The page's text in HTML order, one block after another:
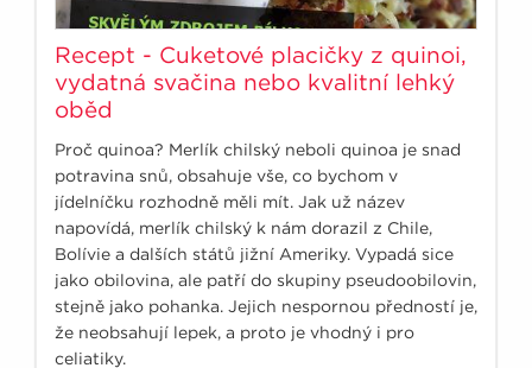
Recept - Cuketové placičky z quinoi,
vydatná svačina nebo kvalitní lehký
oběd
Proč quinoa? Merlík chilský neboli quinoa je snad
potravina snů, obsahuje vše, co bychom v
jídelníčku rozhodně měli mít. Jak už název
napovídá, merlík chilský k nám dorazil z Chile,
Bolívie a dalších států jižní Ameriky. Vypadá sice
jako obilovina, ale patří do skupiny pseudoobilovin,
stejně jako pohanka. Jejich nespornou předností je,
že neobsahují lepek, a proto je vhodný i pro
celiatiky.